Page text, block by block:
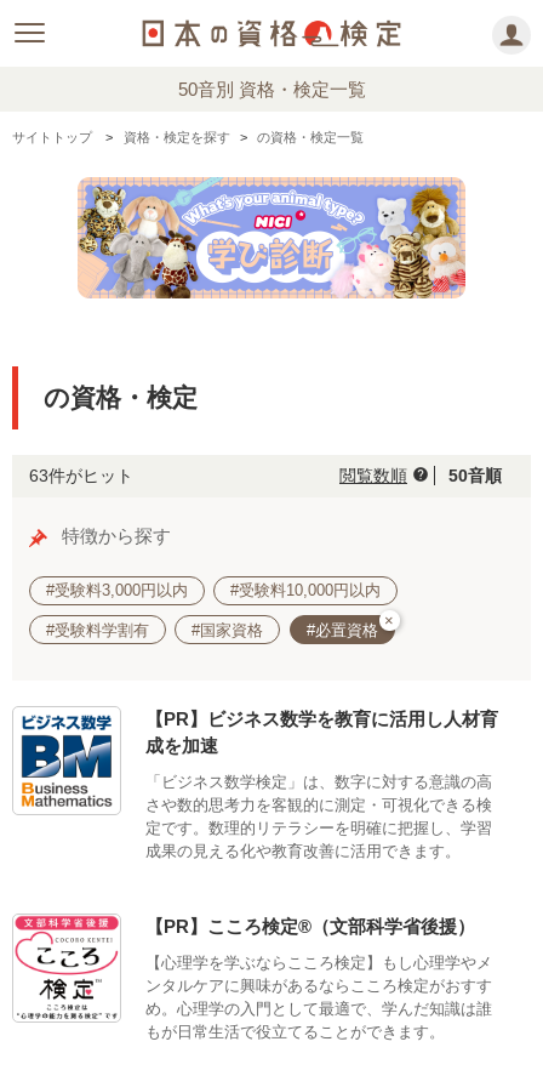
50音別 資格・検定一覧
サイトトップ 資格・検定を探す の資格・検定一覧
の資格・検定
63件がヒット 閲覧数順 help 50音順
特徴から探す
#受験料3,000円以内 #受験料10,000円以内
#受験料学割有 #国家資格 #必置資格
×
【PR】ビジネス数学を教育に活用し人材育
成を加速
「ビジネス数学検定」は、数字に対する意識の高
さや数的思考力を客観的に測定・可視化できる検
定です。数理的リテラシーを明確に把握し、学習
成果の見える化や教育改善に活用できます。
【PR】こころ検定®（文部科学省後援）
【心理学を学ぶならこころ検定】もし心理学やメ
ンタルケアに興味があるならこころ検定がおすす
め。心理学の入門として最適で、学んだ知識は誰
もが日常生活で役立てることができます。